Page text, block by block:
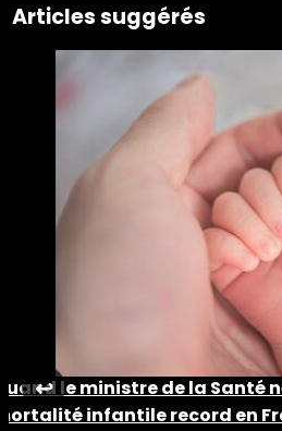
Articles suggérés
le ministre de la Santé
infantile record en
↩︎